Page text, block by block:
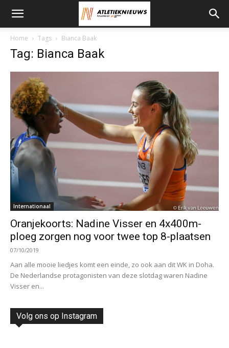
Home Tags Bianca Baak
Tag: Bianca Baak
Internationaal
Oranjekoorts: Nadine Visser en 4x400m-
ploeg zorgen nog voor twee top 8-plaatsen
07/10/2019
Aan alle mooie liedjes komt een einde, zo ook aan dit WK in Doha.
De Nederlandse protagonisten van deze slotdag waren Nadine
Visser en...
Volg ons op Instagram